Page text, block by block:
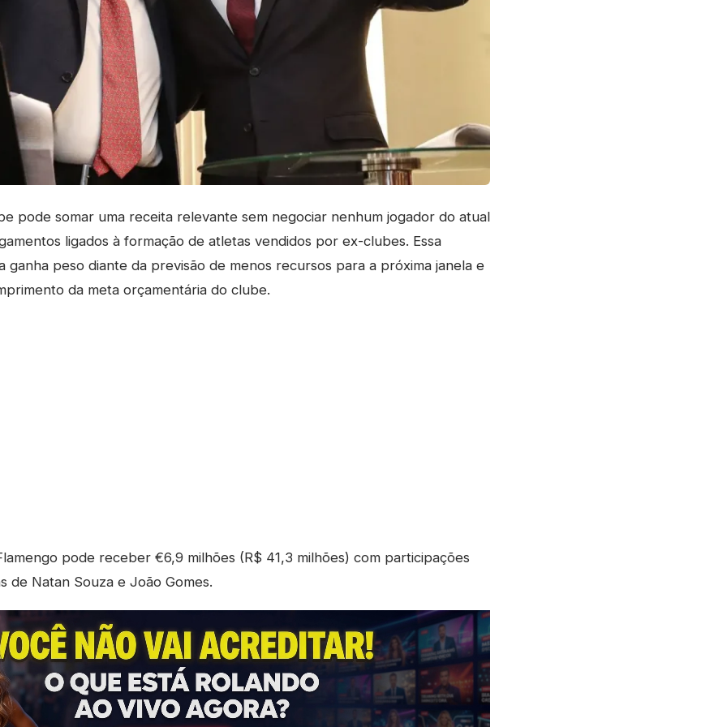
pode somar uma receita relevante sem negociar nenhum jogador do atual
ligados à formação de atletas vendidos por ex-clubes. Essa
ganha peso diante da previsão de menos recursos para a próxima janela e
da meta orçamentária do clube.
pode receber €6,9 milhões (R$ 41,3 milhões) com participações
de Natan Souza e João Gomes.